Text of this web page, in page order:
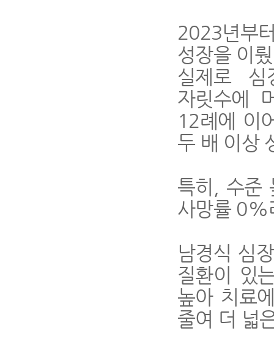
2023년부
성장을 이
실제로 심
자릿수에
12례에 이
두 배 이상
특히
수준
사망률 0%
남경식 심
질환이 있
높아 치료
줄여 더 넓